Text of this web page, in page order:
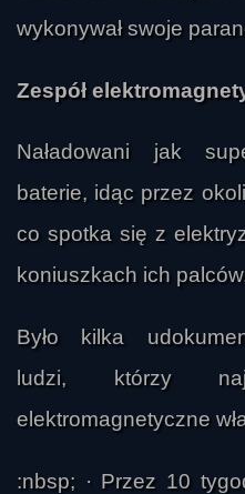
wykonywał swoje
Zespół
Naładowani jak
baterie, idąc przez
co spotka się z
koniuszkach ich
Było kilka
ludzi, którzy
elektromagnetyczne
:nbsp; · Przez 10